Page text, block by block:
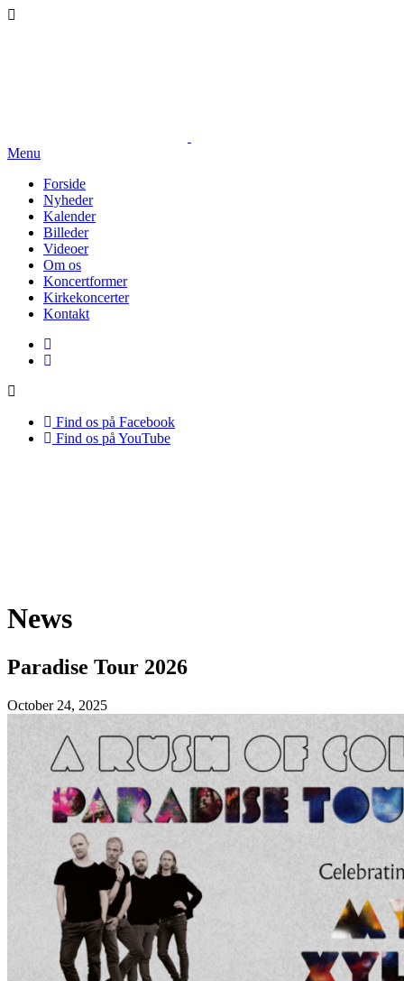
Menu
Forside
Nyheder
Kalender
Billeder
Videoer
Om os
Koncertformer
Kirkekoncerter
Kontakt
Find os på Facebook
Find os på YouTube
News
Paradise Tour 2026
October 24, 2025